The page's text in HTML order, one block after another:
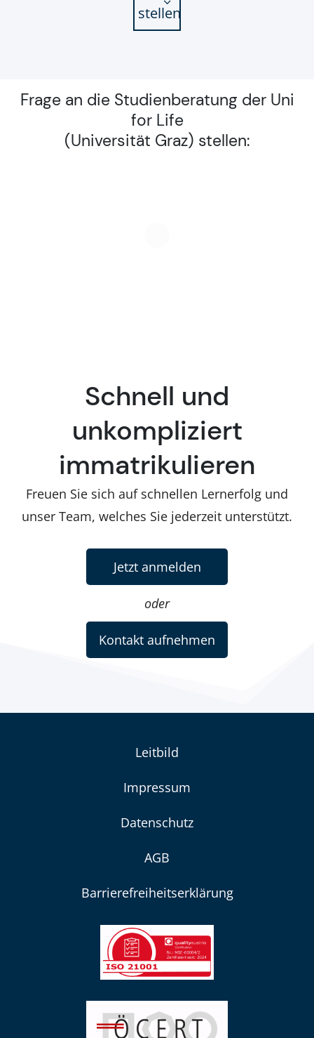
stellen
Frage an die Studienberatung der Uni
for Life
(Universität Graz) stellen:
Schnell und
unkompliziert
immatrikulieren
Freuen Sie sich auf schnellen Lernerfolg und
unser Team, welches Sie jederzeit unterstützt.
Jetzt anmelden
oder
Kontakt aufnehmen
Leitbild
Impressum
Datenschutz
AGB
Barrierefreiheitserklärung